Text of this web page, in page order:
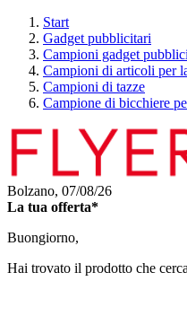
Start
Gadget pubblicitari
Campioni gadget
Campioni di articoli per
Campioni di tazze
Campione di bicchiere
Bolzano, 07/08/26
La tua offerta*
Buongiorno,
Hai trovato il prodotto che